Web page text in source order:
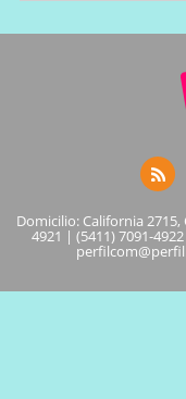
Domicilio: California 2715,
4921 | (5411) 7091-